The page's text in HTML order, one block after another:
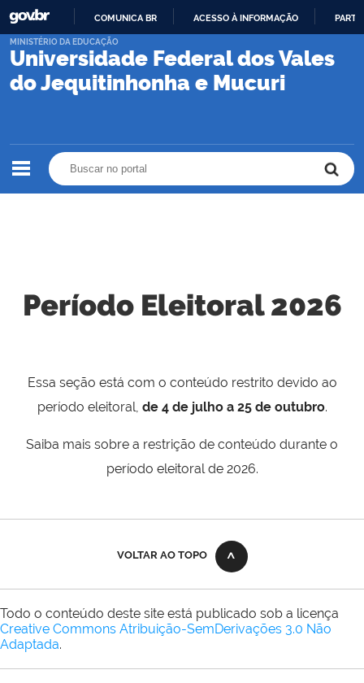
PARA
CONTEÚDO
COMUNICA BR ACESSO À INFORMAÇÃO
Universidade Federal dos Vales
do Jequitinhonha e Mucuri
MINISTÉRIO DA EDUCAÇÃO
Período Eleitoral 2026
Essa seção está com o conteúdo restrito devido ao
período eleitoral, de 4 de julho a 25 de outubro.
Saiba mais sobre a restrição de conteúdo durante o
período eleitoral de 2026.
VOLTAR AO TOPO
Todo o conteúdo deste site está publicado sob a licença
Creative Commons Atribuição-SemDerivações 3.0 Não
Adaptada.